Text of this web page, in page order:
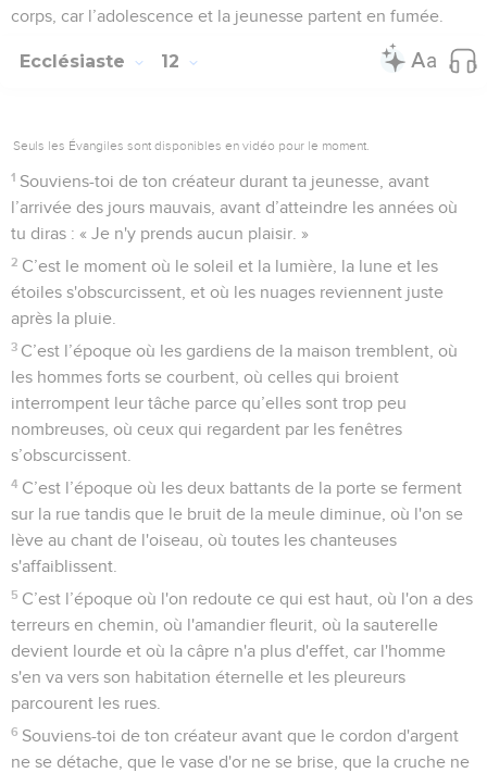
corps, car l’adolescence et la jeunesse partent en fumée.
Ecclésiaste 12
Seuls les Évangiles sont disponibles en vidéo pour le moment.
1 Souviens-toi de ton créateur durant ta jeunesse, avant
l’arrivée des jours mauvais, avant d’atteindre les années où
tu diras : « Je n'y prends aucun plaisir. »
2 C’est le moment où le soleil et la lumière, la lune et les
étoiles s'obscurcissent, et où les nuages reviennent juste
après la pluie.
3 C’est l’époque où les gardiens de la maison tremblent, où
les hommes forts se courbent, où celles qui broient
interrompent leur tâche parce qu’elles sont trop peu
nombreuses, où ceux qui regardent par les fenêtres
s’obscurcissent.
4 C’est l’époque où les deux battants de la porte se ferment
sur la rue tandis que le bruit de la meule diminue, où l'on se
lève au chant de l'oiseau, où toutes les chanteuses
s'affaiblissent.
5 C’est l’époque où l'on redoute ce qui est haut, où l'on a des
terreurs en chemin, où l'amandier fleurit, où la sauterelle
devient lourde et où la câpre n'a plus d'effet, car l'homme
s'en va vers son habitation éternelle et les pleureurs
parcourent les rues.
6 Souviens-toi de ton créateur avant que le cordon d'argent
ne se détache, que le vase d'or ne se brise, que la cruche ne